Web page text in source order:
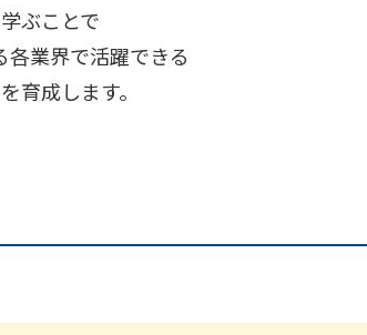
ぶことで
各業界で活躍できる
育成します。